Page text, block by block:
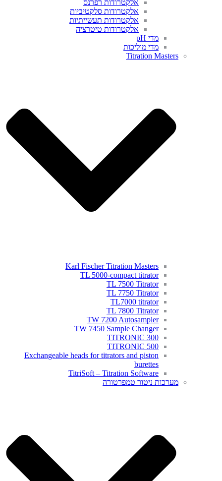
אלקטרודות רפרנס
אלקטרודות סלקטיביות
אלקטרודות תעשייתיות
אלקטרודות טיטרציה
מדי pH
מדי מוליכות
Titration Masters
Karl Fischer Titration Masters
TL 5000-compact titrator
TL 7500 Titrator
TL 7750 Titrator
TL7000 titrator
TL 7800 Titrator
TW 7200 Autosampler
TW 7450 Sample Changer
TITRONIC 300
TITRONIC 500
Exchangeable heads for titrators and piston
burettes
TitriSoft – Titration Software
מערכות ניטור טמפרטורה